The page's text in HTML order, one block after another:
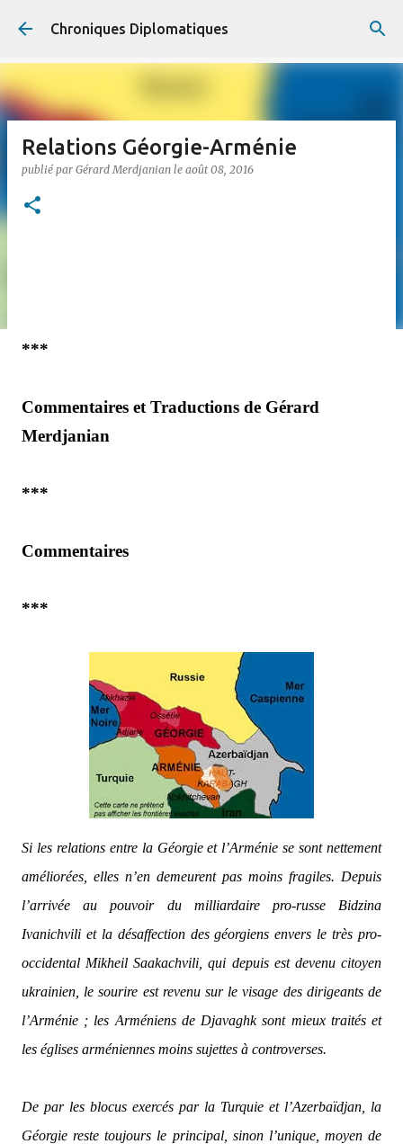
Accéder au contenu principal
Chroniques Diplomatiques
Relations Géorgie-Arménie
publié par Gérard Merdjanian le août 08, 2016
***
Commentaires et Traductions de Gérard
Merdjanian
***
Commentaires
***
Si les relations entre la Géorgie et l’Arménie se sont nettement
améliorées, elles n’en demeurent pas moins fragiles. Depuis
l’arrivée au pouvoir du milliardaire pro-russe Bidzina
Ivanichvili et la désaffection des géorgiens envers le très pro-
occidental Mikheil Saakachvili, qui depuis est devenu citoyen
ukrainien, le sourire est revenu sur le visage des dirigeants de
l’Arménie ; les Arméniens de Djavaghk sont mieux traités et
les églises arméniennes moins sujettes à controverses.
De par les blocus exercés par la Turquie et l’Azerbaïdjan, la
Géorgie reste toujours le principal, sinon l’unique, moyen de